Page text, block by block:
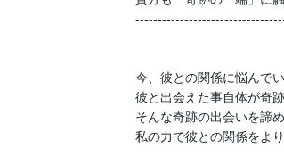
今、彼との関係に悩んでい
彼と出会えた事自体が奇跡
そんな奇跡の出会いを諦
私の力で彼との関係をよ